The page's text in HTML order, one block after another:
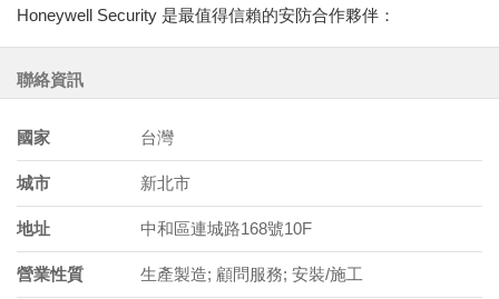
Honeywell Security 是最值得信賴的安防合作夥伴：
聯絡資訊
國家 台灣
城市 新北市
地址 中和區連城路168號10F
營業性質 生產製造; 顧問服務; 安裝/施工